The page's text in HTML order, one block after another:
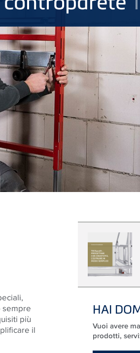
più
il
HAI
Vuoi avere
prodotti,